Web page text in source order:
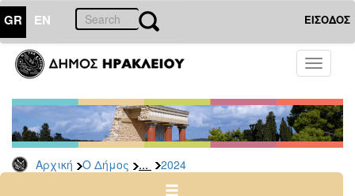
GR EN ΕΙΣΟΔΟΣ
Toggle
Αρχική Ο Δήμος ... 2024
ΔΗΜΟΣ
Δελτία
Τύπου
Αρχείο
2026